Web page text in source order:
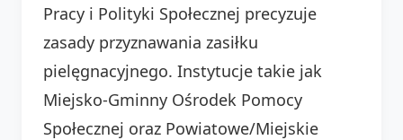
Pracy i Polityki Społecznej precyzuje
zasady przyznawania zasiłku
pielęgnacyjnego. Instytucje takie jak
Miejsko-Gminny Ośrodek Pomocy
Społecznej oraz Powiatowe/Miejskie